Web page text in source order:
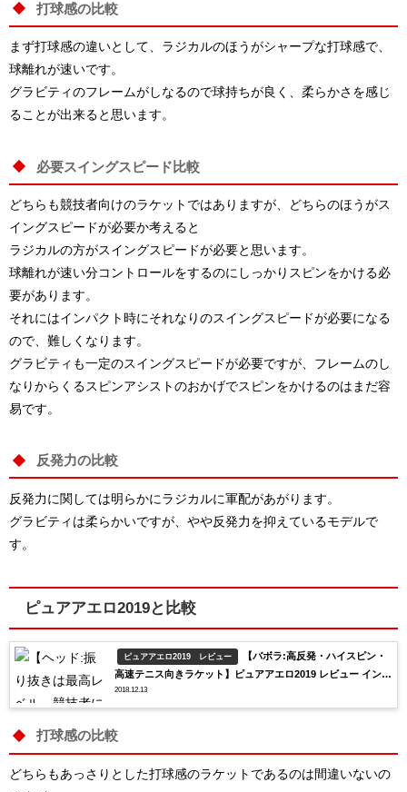
打球感の比較
まず打球感の違いとして、ラジカルのほうがシャープな打球感で、
球離れが速いです。
グラビティのフレームがしなるので球持ちが良く、柔らかさを感じ
ることが出来ると思います。
必要スイングスピード比較
どちらも競技者向けのラケットではありますが、どちらのほうがス
イングスピードが必要か考えると
ラジカルの方がスイングスピードが必要と思います。
球離れが速い分コントロールをするのにしっかりスピンをかける必
要があります。
それにはインパクト時にそれなりのスイングスピードが必要になる
ので、難しくなります。
グラビティも一定のスイングスピードが必要ですが、フレームのし
なりからくるスピンアシストのおかげでスピンをかけるのはまだ容
易です。
反発力の比較
反発力に関しては明らかにラジカルに軍配があがります。
グラビティは柔らかいですが、やや反発力を抑えているモデルで
す。
ピュアアエロ2019と比較
ピュアアエロ2019 レビュー
【バボラ:高反発・ハイスピン・
高速テニス向きラケット】ピュアアエロ2019 レビュー インプ
レ
2018.12.13
打球感の比較
どちらもあっさりとした打球感のラケットであるのは間違いないの